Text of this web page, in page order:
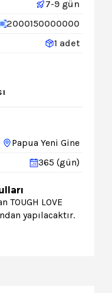
7-9 gün
2000150000000
1 adet
Papua Yeni Gine
365 (gün)
LOVE
yapılacaktır.